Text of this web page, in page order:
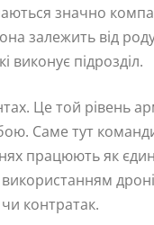
значно
залежить від
виконує підрозділ.
Це той рівень
Саме тут
працюють як
контратак.